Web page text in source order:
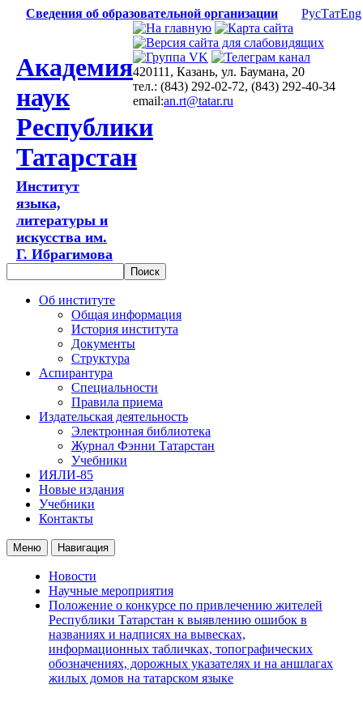
Сведения об образовательной организации РусТатEng
Академия
наук
Республики
Татарстан
Институт
языка,
литературы и
искусства им.
Г. Ибрагимова
420111, Казань, ул. Баумана, 20
тел.: (843) 292-02-72, (843) 292-40-34
email:an.rt@tatar.ru
Об институте
Общая информация
История института
Документы
Структура
Аспирантура
Специальности
Правила приема
Издательская деятельность
Электронная библиотека
Журнал Фэнни Татарстан
Учебники
ИЯЛИ-85
Новые издания
Учебники
Контакты
Меню Навигация
Новости
Научные мероприятия
Положение о конкурсе по привлечению жителей
Республики Татарстан к выявлению ошибок в
названиях и надписях на вывесках,
информационных табличках, топографических
обозначениях, дорожных указателях и на аншлагах
жилых домов на татарском языке